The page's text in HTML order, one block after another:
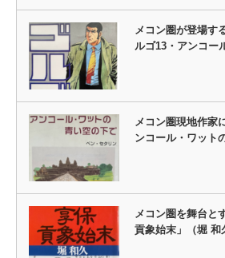
メコン圏が登場す
ルゴ13・アンコー
メコン圏現地作家
ンコール・ワット
メコン圏を舞台と
貢象始末」（堀